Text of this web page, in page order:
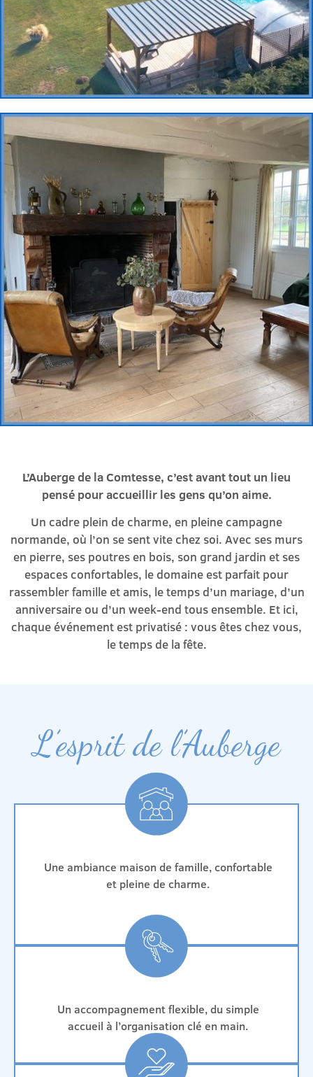
L’Auberge de la Comtesse, c’est avant tout un lieu
pensé pour accueillir les gens qu’on aime.
Un cadre plein de charme, en pleine campagne
normande, où l’on se sent vite chez soi. Avec ses murs
en pierre, ses poutres en bois, son grand jardin et ses
espaces confortables, le domaine est parfait pour
rassembler famille et amis, le temps d’un mariage, d’un
anniversaire ou d’un week-end tous ensemble. Et ici,
chaque événement est privatisé : vous êtes chez vous,
le temps de la fête.
L’esprit de l’Auberge
Une ambiance maison de famille, confortable
et pleine de charme.
Un accompagnement flexible, du simple
accueil à l’organisation clé en main.